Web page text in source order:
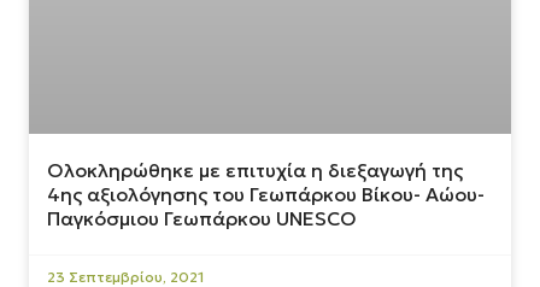
Ολοκληρώθηκε με επιτυχία η διεξαγωγή της
4ης αξιολόγησης του Γεωπάρκου Βίκου- Αώου-
Παγκόσμιου Γεωπάρκου UNESCO
23 Σεπτεμβρίου, 2021